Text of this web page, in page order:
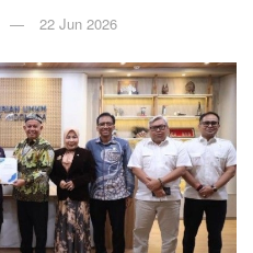
22 Jun 2026